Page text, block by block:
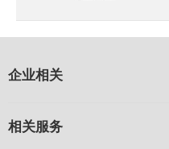
企业相关
相关服务